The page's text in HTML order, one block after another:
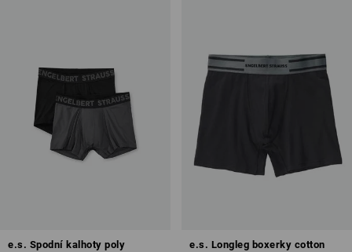
e.s. Spodní kalhoty poly
e.s. Longleg boxerky cotton